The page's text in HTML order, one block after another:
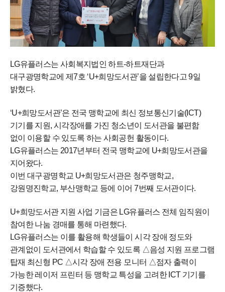
LG유플러스는 사회복지법인 하트-하트재단과
대구광명학교에 제7호 ‘U+희망도서관’을 설립한다고 9일
밝혔다.
‘U+희망도서관’은 전국 맹학교에 최신 정보통신기술(ICT)
기기를 지원, 시각장애를 가진 청소년이 도서관을 불편함
없이 이용할 수 있도록 하는 사회공헌 활동이다.
LG유플러스는 2017년부터 전국 맹학교에 U+희망도서관을
지어왔다.
이번 대구광명학교 U+희망도서관은 청주맹학교,
강원명진학교, 부산맹학교 등에 이어 7번째 도서관이다.
U+희망도서관 지원 사업 기금은 LG유플러스 전체 임직원이
참여한 나눔 경매를 통해 마련했다.
LG유플러스는 이를 활용해 학생들이 시각 장애 정도와
관계없이 도서관에서 학습할 수 있도록 △음성 지원 프로그램
탑재 최신형 PC △시각 장애 전용 모니터 △점자 출력이
가능한 레이저 프린터 등 맹학교 특성을 고려한 ICT 기기를
기증했다.